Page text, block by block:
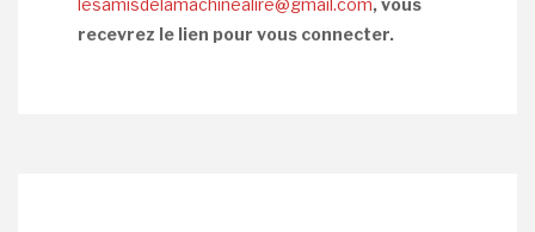
lesamisdelamachinealire@gmail.com, vous
recevrez le lien pour vous connecter.